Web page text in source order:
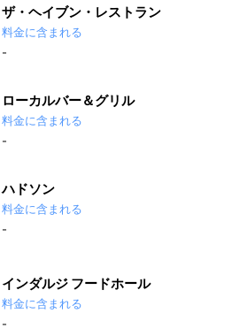
ザ・ヘイブン・レストラン
料金に含まれる
-
ローカルバー＆グリル
料金に含まれる
-
ハドソン
料金に含まれる
-
インダルジ フードホール
料金に含まれる
-